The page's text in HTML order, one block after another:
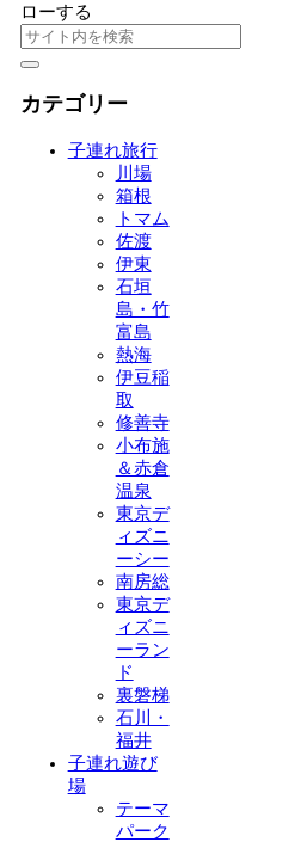
ローする
カテゴリー
子連れ旅行
川場
箱根
トマム
佐渡
伊東
石垣
島・竹
富島
熱海
伊豆稲
取
修善寺
小布施
＆赤倉
温泉
東京デ
ィズニ
ーシー
南房総
東京デ
ィズニ
ーラン
ド
裏磐梯
石川・
福井
子連れ遊び
場
テーマ
パーク